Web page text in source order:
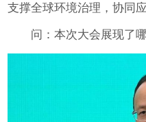
支撑全球环境治理，协同
问：本次大会展现了